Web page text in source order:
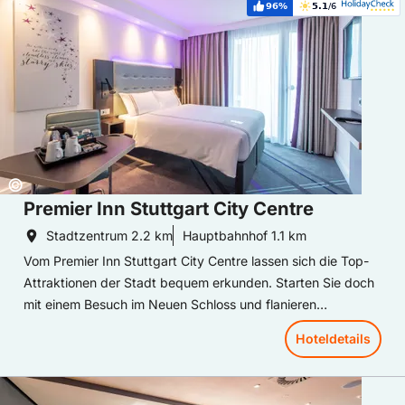
Copyright:
©
Weiterempfehlung:
96% Bewertung:
5.1/6
Premier Inn Stuttgart City Centre
Stadtzentrum 2.2 km Hauptbahnhof 1.1 km
Vom Premier Inn Stuttgart City Centre lassen sich die Top-
Attraktionen der Stadt bequem erkunden. Starten Sie doch
mit einem Besuch im Neuen Schloss und flanieren
anschließend im Schlossgarten, um von dort die Innenstadt
mit Ihren Geschäften unsicher zu machen oder im
Anbindungen, um anschließend dem Porsche- oder
Hoteldetails
Hoteldetails: Premier Inn Stuttgart City Europaviertel